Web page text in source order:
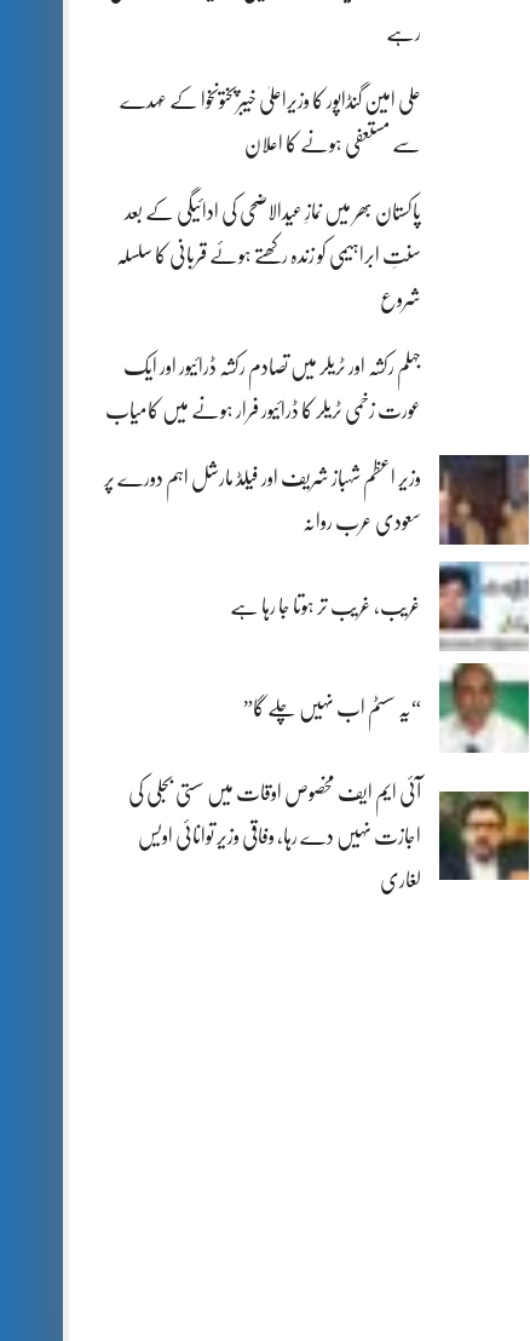
رہے
علی امین گنڈاپور کا وزیراعلیٰ خیبرپختونخوا کے عہدے
سے مستعفی ہونے کا اعلان
پاکستان بھر میں نمازِ عیدالاضحی کی ادائیگی کے بعد
سنتِ ابراہیمی کو زندہ رکھتے ہوئے قربانی کا سلسلہ
شروع
جہلم رکشہ اور ٹریلر میں تصادم رکشہ ڈرائیور اور ایک
عورت زخمی ٹریلر کا ڈرائیور فرار ہونے میں کامیاب
وزیر اعظم شہباز شریف اور فیلڈ مارشل اہم دورے پر
سعودی عرب روانہ
غریب، غریب تر ہوتا جا رہا ہے
“یہ سسٹم اب نہیں چلے گا”
آئی ایم ایف مخصوص اوقات میں سستی بجلی کی
اجازت نہیں دے رہا، وفاقی وزیر توانائی اویس
لغاری